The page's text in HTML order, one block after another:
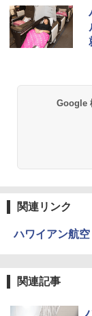
Google
関連リンク
ハワイアン航空
関連記事